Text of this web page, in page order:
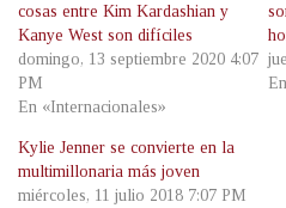
cosas entre Kim Kardashian y
Kanye West son difíciles
domingo, 13 septiembre 2020 4:07
PM
En «Internacionales»
Kylie Jenner se convierte en la
multimillonaria más joven
miércoles, 11 julio 2018 7:07 PM